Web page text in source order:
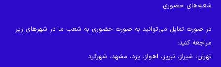
شعبه‌های حضوری
در صورت تمایل می‌توانید به صورت حضوری به شعب ما در شهرهای زیر
مراجعه کنید:
تهران، شیراز، تبریز، اهواز، یزد، مشهد، شهرکرد